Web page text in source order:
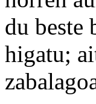
du beste
higatu;